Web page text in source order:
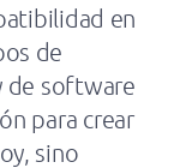
en
de
de software
para crear
sino